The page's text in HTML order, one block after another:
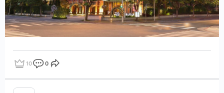
點讚 10評論 0分享